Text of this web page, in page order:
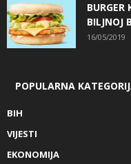
BURGER
BILJNOJ
16/05/2019
POPULARNA
BIH
VIJESTI
EKONOMIJA